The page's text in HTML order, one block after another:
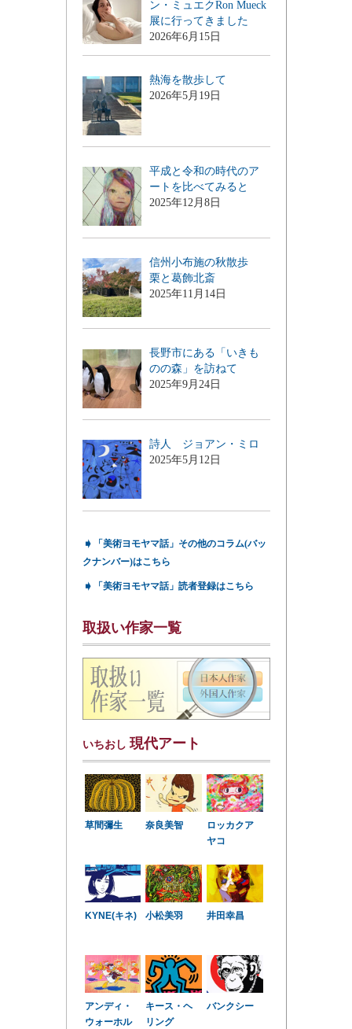
ン・ミュエクRon Mueck
展に行ってきました
2026年6月15日
熱海を散歩して
2026年5月19日
平成と令和の時代のア
ートを比べてみると
2025年12月8日
信州小布施の秋散歩
栗と葛飾北斎
2025年11月14日
長野市にある「いきも
のの森」を訪ねて
2025年9月24日
詩人 ジョアン・ミロ
2025年5月12日
➧
「美術ヨモヤマ話」その他のコラム(バッ
クナンバー)はこちら
➧ 「美術ヨモヤマ話」読者登録はこちら
取扱い作家一覧
いちおし 現代アート
草間彌生 奈良美智
ロッカクア
ヤコ
KYNE(キネ) 小松美羽 井田幸昌
アンディ・
ウォーホル
キース・ヘ
リング
バンクシー